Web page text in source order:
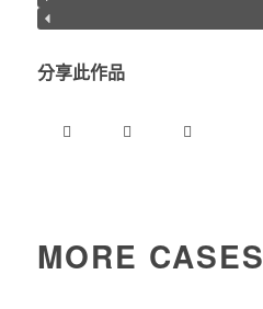
分享此作品
MORE CASES